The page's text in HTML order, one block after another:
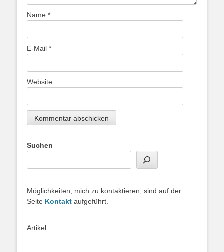
Name *
E-Mail *
Website
Suchen
Möglichkeiten, mich zu kontaktieren, sind auf der
Seite Kontakt aufgeführt.
Artikel: